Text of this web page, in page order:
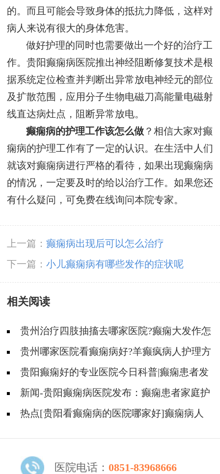
的。而且可能会导致身体的抵抗力降低，这样对
病人来说有很大的身体危害。
做好护理的同时也需要做出一个好的治疗工
作。贵阳癫痫病医院推出神经阻断修复技术是根
据系统定位检查并判断出异常放电神经元的部位
及扩散范围，应用分子生物电磁刀高能量电磁射
线直达病灶点，阻断异常放电。
癫痫病的护理工作该怎么做 ？相信大家对癫
痫病的护理工作有了一定的认识。在生活中人们
就该对癫痫病进行严格的看待，如果出现癫痫病
的情况，一定要及时的给以治疗工作。如果您还
有什么疑问，可免费在线询问本院专家。
上一篇： 癫痫病出现后可以怎么治疗
下一篇： 小儿癫痫病有哪些发作的症状呢
相关阅读
贵州治疗四肢抽搐去哪家医院?癫痫大发作怎
么护理是对的?
贵州哪家医院看癫痫病好?羊癫疯病人护理方
式有哪些?
贵阳癫痫好的专业医院今日科普|癫痫患者发
作家属应该怎么做?
新闻-贵阳癫痫病医院发布：癫痫患者家庭护
理与社会支持
热点[贵阳看癫痫病的医院哪家好]癫痫病人
医院电话： 0851-83968666